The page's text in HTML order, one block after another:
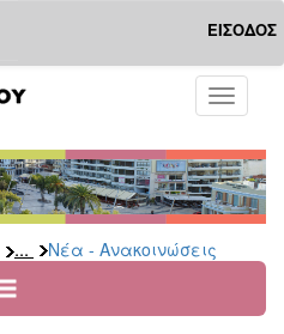
ΕΙΣΟΔΟΣ
Toggle
... Νέα - Ανακοινώσεις